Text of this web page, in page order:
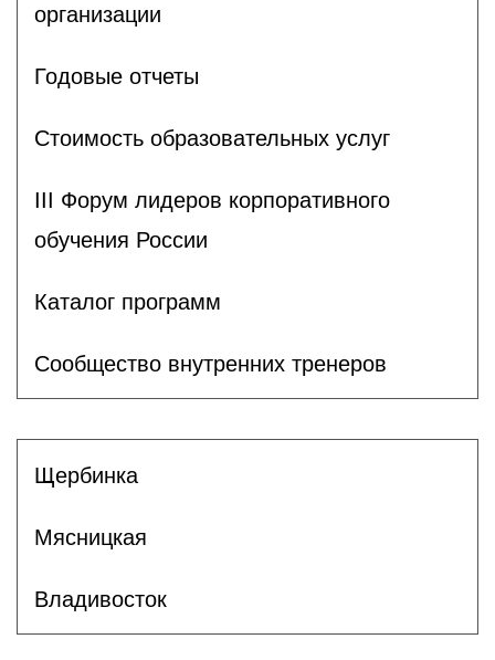
организации
Годовые отчеты
Стоимость образовательных услуг
III Форум лидеров корпоративного
обучения России
Каталог программ
Сообщество внутренних тренеров
Щербинка
Мясницкая
Владивосток